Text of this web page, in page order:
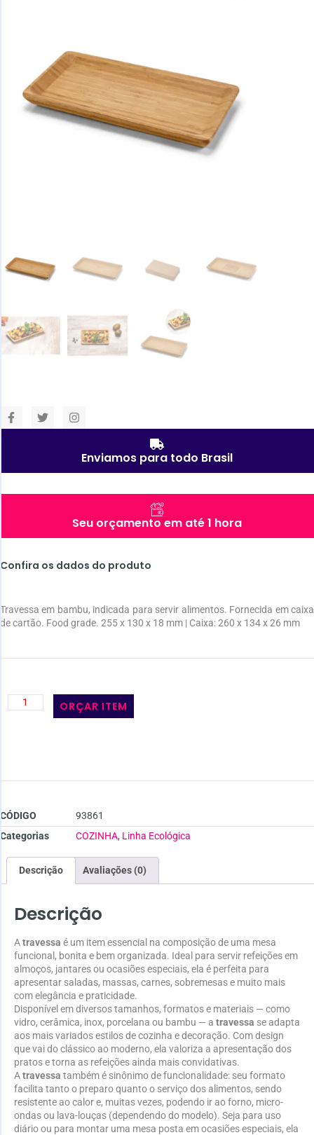
Enviamos para todo Brasil
Seu orçamento em até 1 hora
Confira os dados do produto
Travessa em bambu, indicada para servir alimentos. Fornecida em caixa
de cartão. Food grade. 255 x 130 x 18 mm | Caixa: 260 x 134 x 26 mm
ORÇAR ITEM
CÓDIGO
93861
Categorias
COZINHA, Linha Ecológica
Descrição Avaliações (0)
Descrição
Atravessa é um item essencial na composição de uma mesa
funcional, bonita e bem organizada. Ideal para servir refeições em
almoços, jantares ou ocasiões especiais, ela é perfeita para
apresentar saladas, massas, carnes, sobremesas e muito mais
com elegância e praticidade.
Disponível em diversos tamanhos, formatos e materiais — como
vidro, cerâmica, inox, porcelana ou bambu — a travessa se adapta
aos mais variados estilos de cozinha e decoração. Com design
que vai do clássico ao moderno, ela valoriza a apresentação dos
pratos e torna as refeições ainda mais convidativas.
Atravessa também é sinônimo de funcionalidade: seu formato
facilita tanto o preparo quanto o serviço dos alimentos, sendo
resistente ao calor e, muitas vezes, podendo ir ao forno, micro-
ondas ou lava-louças (dependendo do modelo). Seja para uso
diário ou para montar uma mesa posta em ocasiões especiais, ela